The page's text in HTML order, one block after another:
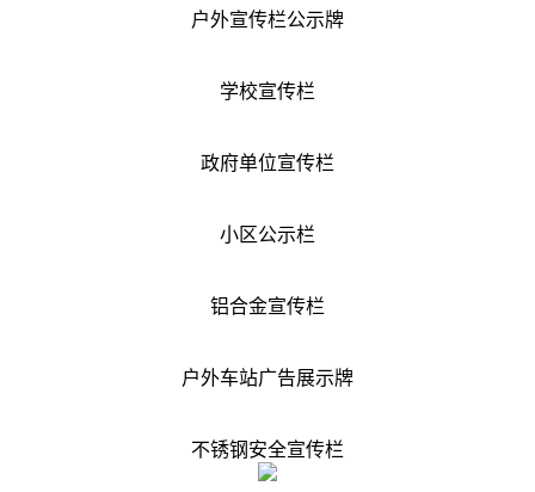
户外宣传栏公示牌
学校宣传栏
政府单位宣传栏
小区公示栏
铝合金宣传栏
户外车站广告展示牌
不锈钢安全宣传栏